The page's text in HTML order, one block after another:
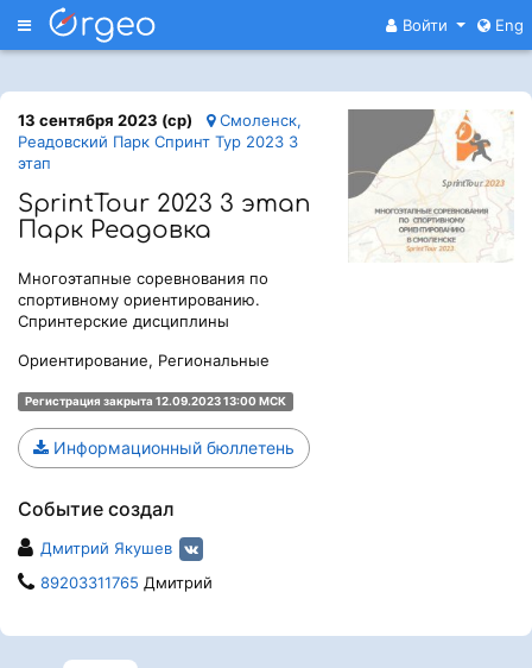
Меню Войти Eng
13 сентября 2023 (ср)
Смоленск,
Реадовский Парк Спринт Тур 2023 3
этап
SprintTour 2023 3 этап
Парк Реадовка
Многоэтапные соревнования по
спортивному ориентированию.
Спринтерские дисциплины
Ориентирование, Региональные
Регистрация закрыта 12.09.2023 13:00 МСК
Информационный бюллетень
Событие создал
Дмитрий Якушев
89203311765 Дмитрий